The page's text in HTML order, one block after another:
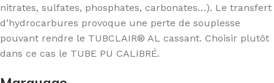
nitrates, sulfates, phosphates, carbonates…). Le transfert
d’hydrocarbures provoque une perte de souplesse
pouvant rendre le TUBCLAIR® AL cassant. Choisir plutôt
dans ce cas le TUBE PU CALIBRÉ.